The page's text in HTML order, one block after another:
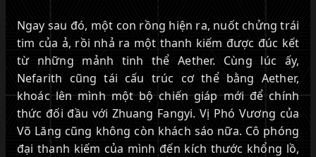
Ngay sau đó, một con rồng hiện ra, nuốt chửng trái
tim của ả, rồi nhả ra một thanh kiếm được đúc kết
từ những mảnh tinh thể Aether. Cùng lúc ấy,
Nefarith cũng tái cấu trúc cơ thể bằng Aether,
khoác lên mình một bộ chiến giáp mới để chính
thức đối đầu với Zhuang Fangyi. Vị Phó Vương của
Võ Lăng cũng không còn khách sáo nữa. Cô phóng
đại thanh kiếm của mình đến kích thước khổng lồ,